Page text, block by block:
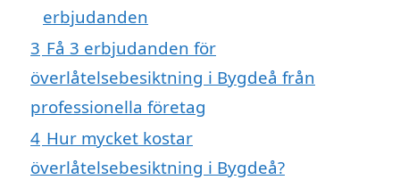
erbjudanden
3 Få 3 erbjudanden för
överlåtelsebesiktning i Bygdeå från
professionella företag
4 Hur mycket kostar
överlåtelsebesiktning i Bygdeå?